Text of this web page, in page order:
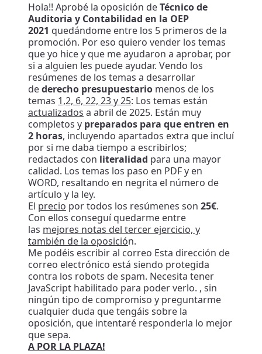
Hola!! Aprobé la oposición deTécnico de
Auditoria y Contabilidad en la OEP
2021 quedándome entre los 5 primeros de la
promoción. Por eso quiero vender los temas
que yo hice y que me ayudaron a aprobar, por
si a alguien les puede ayudar. Vendo los
resúmenes de los temas a desarrollar
dederecho presupuestario menos de los
temas 1,2, 6, 22, 23 y 25: Los temas están
actualizados a abril de 2025. Están muy
completos y preparados para que entren en
2 horas, incluyendo apartados extra que incluí
por si me daba tiempo a escribirlos;
redactados con literalidad para una mayor
calidad. Los temas los paso en PDF y en
WORD, resaltando en negrita el número de
artículo y la ley.
El precio por todos los resúmenes son 25€.
Con ellos conseguí quedarme entre
las mejores notas del tercer ejercicio, y
también de la oposición.
Me podéis escribir al correo Esta dirección de
correo electrónico está siendo protegida
contra los robots de spam. Necesita tener
JavaScript habilitado para poder verlo. , sin
ningún tipo de compromiso y preguntarme
cualquier duda que tengáis sobre la
oposición, que intentaré responderla lo mejor
que sepa.
A POR LA PLAZA!